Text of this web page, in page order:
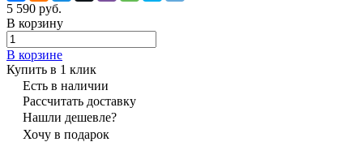
5 590 руб.
В корзину
В корзине
Купить в 1 клик
Есть в наличии
Рассчитать доставку
Нашли дешевле?
Хочу в подарок